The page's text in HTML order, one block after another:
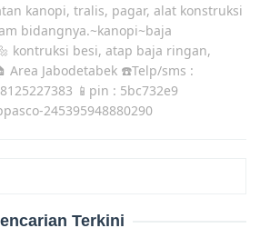
kanopi, tralis, pagar, alat konstruksi
bidangnya.~kanopi~baja
kontruksi besi, atap baja ringan,
Jabodetabek ☎️Telp/sms :
📱pin : 5bc732e9
245395948880290
Terkini